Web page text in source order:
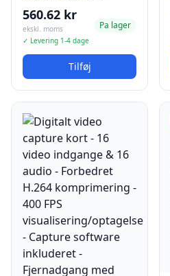
560.62 kr
ekskl. moms
✓ Levering 1-4 dage
Pa lager
Tilføj